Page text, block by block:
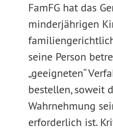
FamFG hat das
minderjährigen
seine Person
„geeigneten“
bestellen, soweit
Wahrnehmung
erforderlich ist.